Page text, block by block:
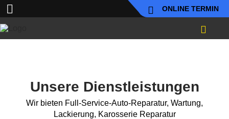
ONLINE TERMIN
Unsere Dienstleistungen
Wir bieten Full-Service-Auto-Reparatur, Wartung,
Lackierung, Karosserie Reparatur